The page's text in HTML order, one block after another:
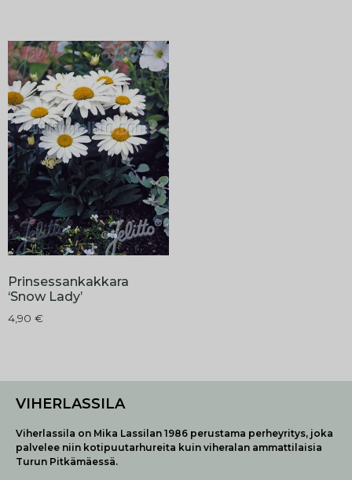
Prinsessankakkara
‘Snow Lady’
4,90 €
VIHERLASSILA
Viherlassila on Mika Lassilan 1986 perustama perheyritys, joka
palvelee niin kotipuutarhureita kuin viheralan ammattilaisia
Turun Pitkämäessä.